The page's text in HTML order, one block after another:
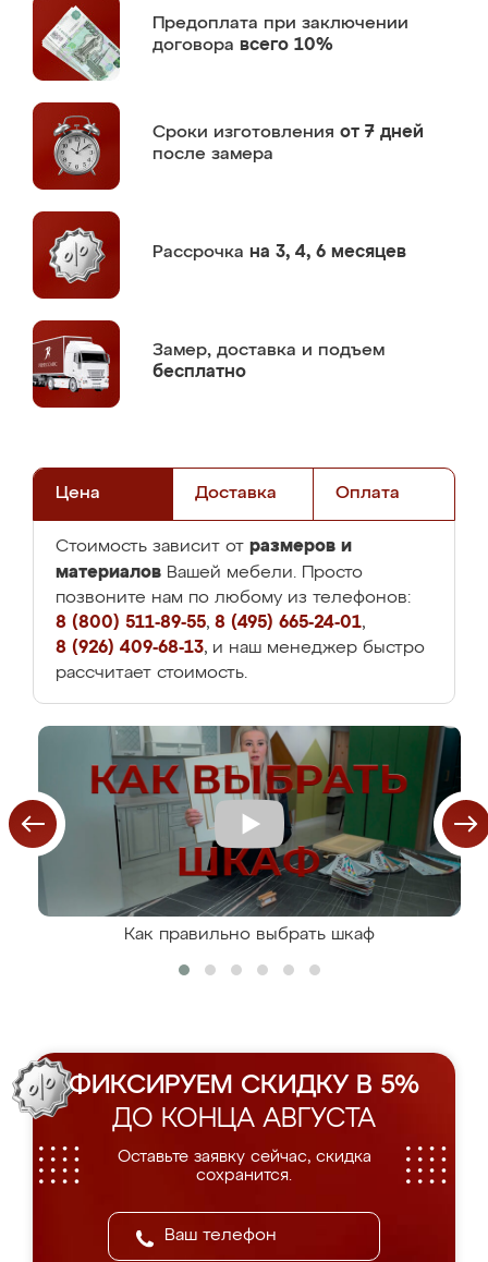
Предоплата при заключении
договора всего 10%
Сроки изготовления от 7 дней
после замера
Рассрочка на 3, 4, 6 месяцев
Замер, доставка и подъем
бесплатно
Цена Доставка Оплата
Стоимость зависит от размеров и
материалов Вашей мебели. Просто
позвоните нам по любому из телефонов:
8 (800) 511-89-55, 8 (495) 665-24-01,
8 (926) 409-68-13, и наш менеджер быстро
рассчитает стоимость.
Как правильно выбрать шкаф
ФИКСИРУЕМ СКИДКУ В 5%
ДО КОНЦА АВГУСТА
Оставьте заявку сейчас, скидка
сохранится.